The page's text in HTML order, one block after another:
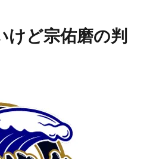
けど宗佑磨の判